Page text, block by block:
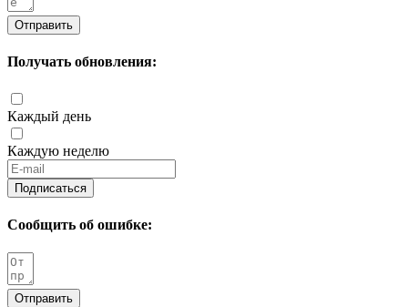
Отправить
Получать обновления:
Каждый день
Каждую неделю
Подписаться
Сообщить об ошибке:
Отправить